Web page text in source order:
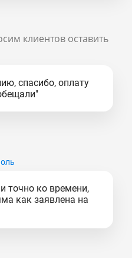
клиентов оставить
спасибо, оплату
точно ко времени,
как заявлена на